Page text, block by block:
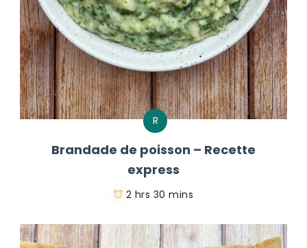
R
Brandade de poisson – Recette
express
2 hrs 30 mins